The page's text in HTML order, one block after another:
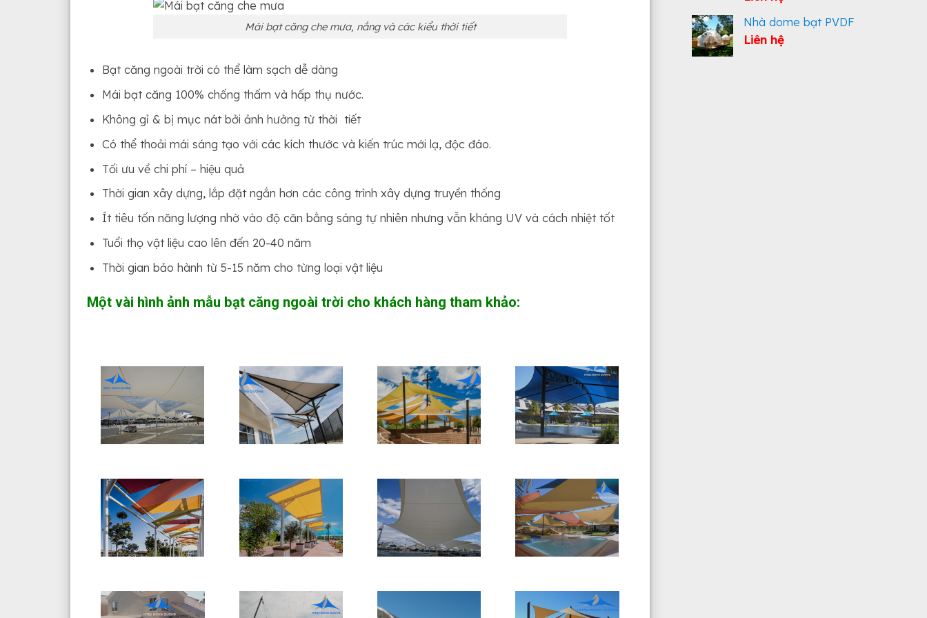
Mái bạt căng che mưa, nắng và các kiểu thời tiết
Bạt căng ngoài trời có thể làm sạch dễ dàng
Mái bạt căng 100% chống thấm và hấp thụ nước.
Không gỉ & bị mục nát bởi ảnh hưởng từ thời tiết
Có thể thoải mái sáng tạo với các kích thước và kiến trúc mới lạ, độc đáo.
Tối ưu về chi phí – hiệu quả
Thời gian xây dựng, lắp đặt ngắn hơn các công trình xây dựng truyền thống
Ít tiêu tốn năng lượng nhờ vào độ căn bằng sáng tự nhiên nhưng vẫn kháng UV và cách nhiệt tốt
Tuổi thọ vật liệu cao lên đến 20-40 năm
Thời gian bảo hành từ 5-15 năm cho từng loại vật liệu
Một vài hình ảnh mẫu bạt căng ngoài trời cho khách hàng tham khảo:
Nhà dome bạt PVDF
Liên hệ